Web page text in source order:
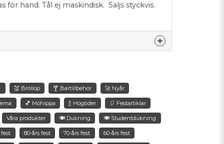
för hand. Tål ej maskindisk. Säljs styckvis.
produkten...
emailMejladress
💒 Bröllop 🍸 Bartillbehör 🚀 Nyår
💕 Möhippa 🍾 Högtider 🎈 Festartiklar
Våra produkter 🍽️ Dukning 🍽 Studentdukning
fest 80-års fest 70-års fest 60-års fest